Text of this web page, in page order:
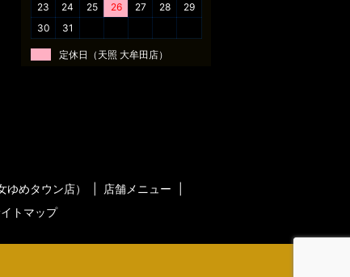
23
24 25 26 27 28
29
30
31
定休日（天照 大牟田店）
めタウン店）
店舗メニュー
トマップ